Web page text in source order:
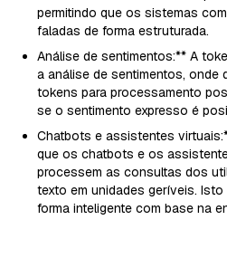
permitindo que os sistemas
faladas de forma estruturada.
Análise de sentimentos:** A
a análise de sentimentos, onde
tokens para processamento
se o sentimento expresso é
Chatbots e assistentes
que os chatbots e os
processem as consultas dos
texto em unidades geríveis.
forma inteligente com base na